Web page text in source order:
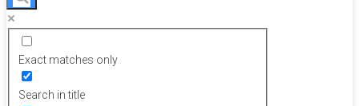
Exact matches only
Search in title